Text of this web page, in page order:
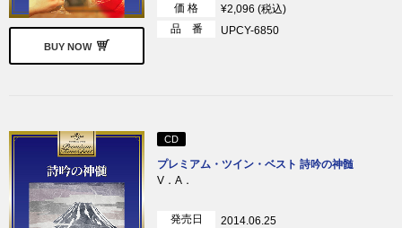
BUY NOW
価 格
¥2,096 (税込)
品 番
UPCY-6850
CD
プレミアム・ツイン・ベスト 詩吟の神髄
V．A．
発売日
2014.06.25